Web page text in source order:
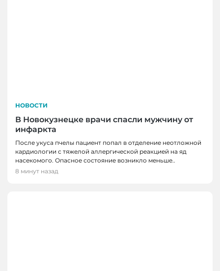
НОВОСТИ
В Новокузнецке врачи спасли мужчину от
инфаркта
После укуса пчелы пациент попал в отделение неотложной
кардиологии с тяжелой аллергической реакцией на яд
насекомого. Опасное состояние возникло меньше..
8 минут назад